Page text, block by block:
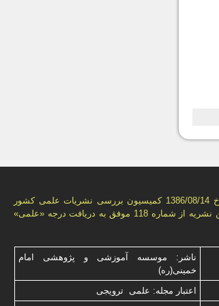
بر اساس مجوز شماره 6776/3 مورخ 1386/08/14 كمیسیون بررسى نشریات علمى كشور
(وزارت علوم، تحقیقات و فناورى) این نشریه از شماره 118 موفق به دریافت درجه «علمى»
ناشر: موسسه آموزشی و پژوهشی امام
خمینی(ره)
اعتبار مجله: علمی ترویجی